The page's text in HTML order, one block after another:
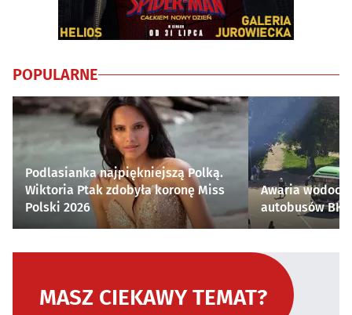
POPULARNE
Podlasianka najpiękniejszą Polką.
Wiktoria Ptak zdobyła koronę Miss
Polski 2026
Awaria
autobusów
MASZ CIEKAWY TEMAT?